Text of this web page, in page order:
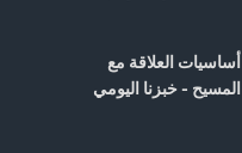
أساسيات العلاقة مع
المسيح - خبزنا اليومي